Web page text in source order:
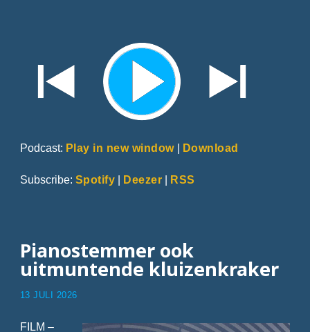
Podcast: Play in new window| Download
Subscribe: Spotify | Deezer | RSS
Pianostemmer ook
uitmuntende kluizenkraker
13 JULI 2026
FILM –